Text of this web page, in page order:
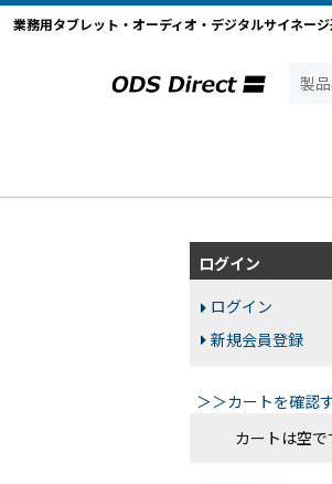
業務用タブレット・オーディオ・デジタルサイネー
ログイン
ログイン
新規会員登録
＞＞カートを確認
カートは空で